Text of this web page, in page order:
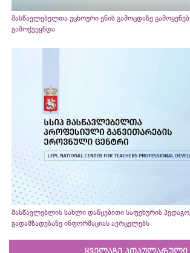
მასწავლებელთა უცხოური ენის გამოცდაზე
გამოქვეყნდა
მასწავლებლის სახლი დაწყებითი საფეხურის
გადამზადებაზე ინფორმაციას ავრცელებს